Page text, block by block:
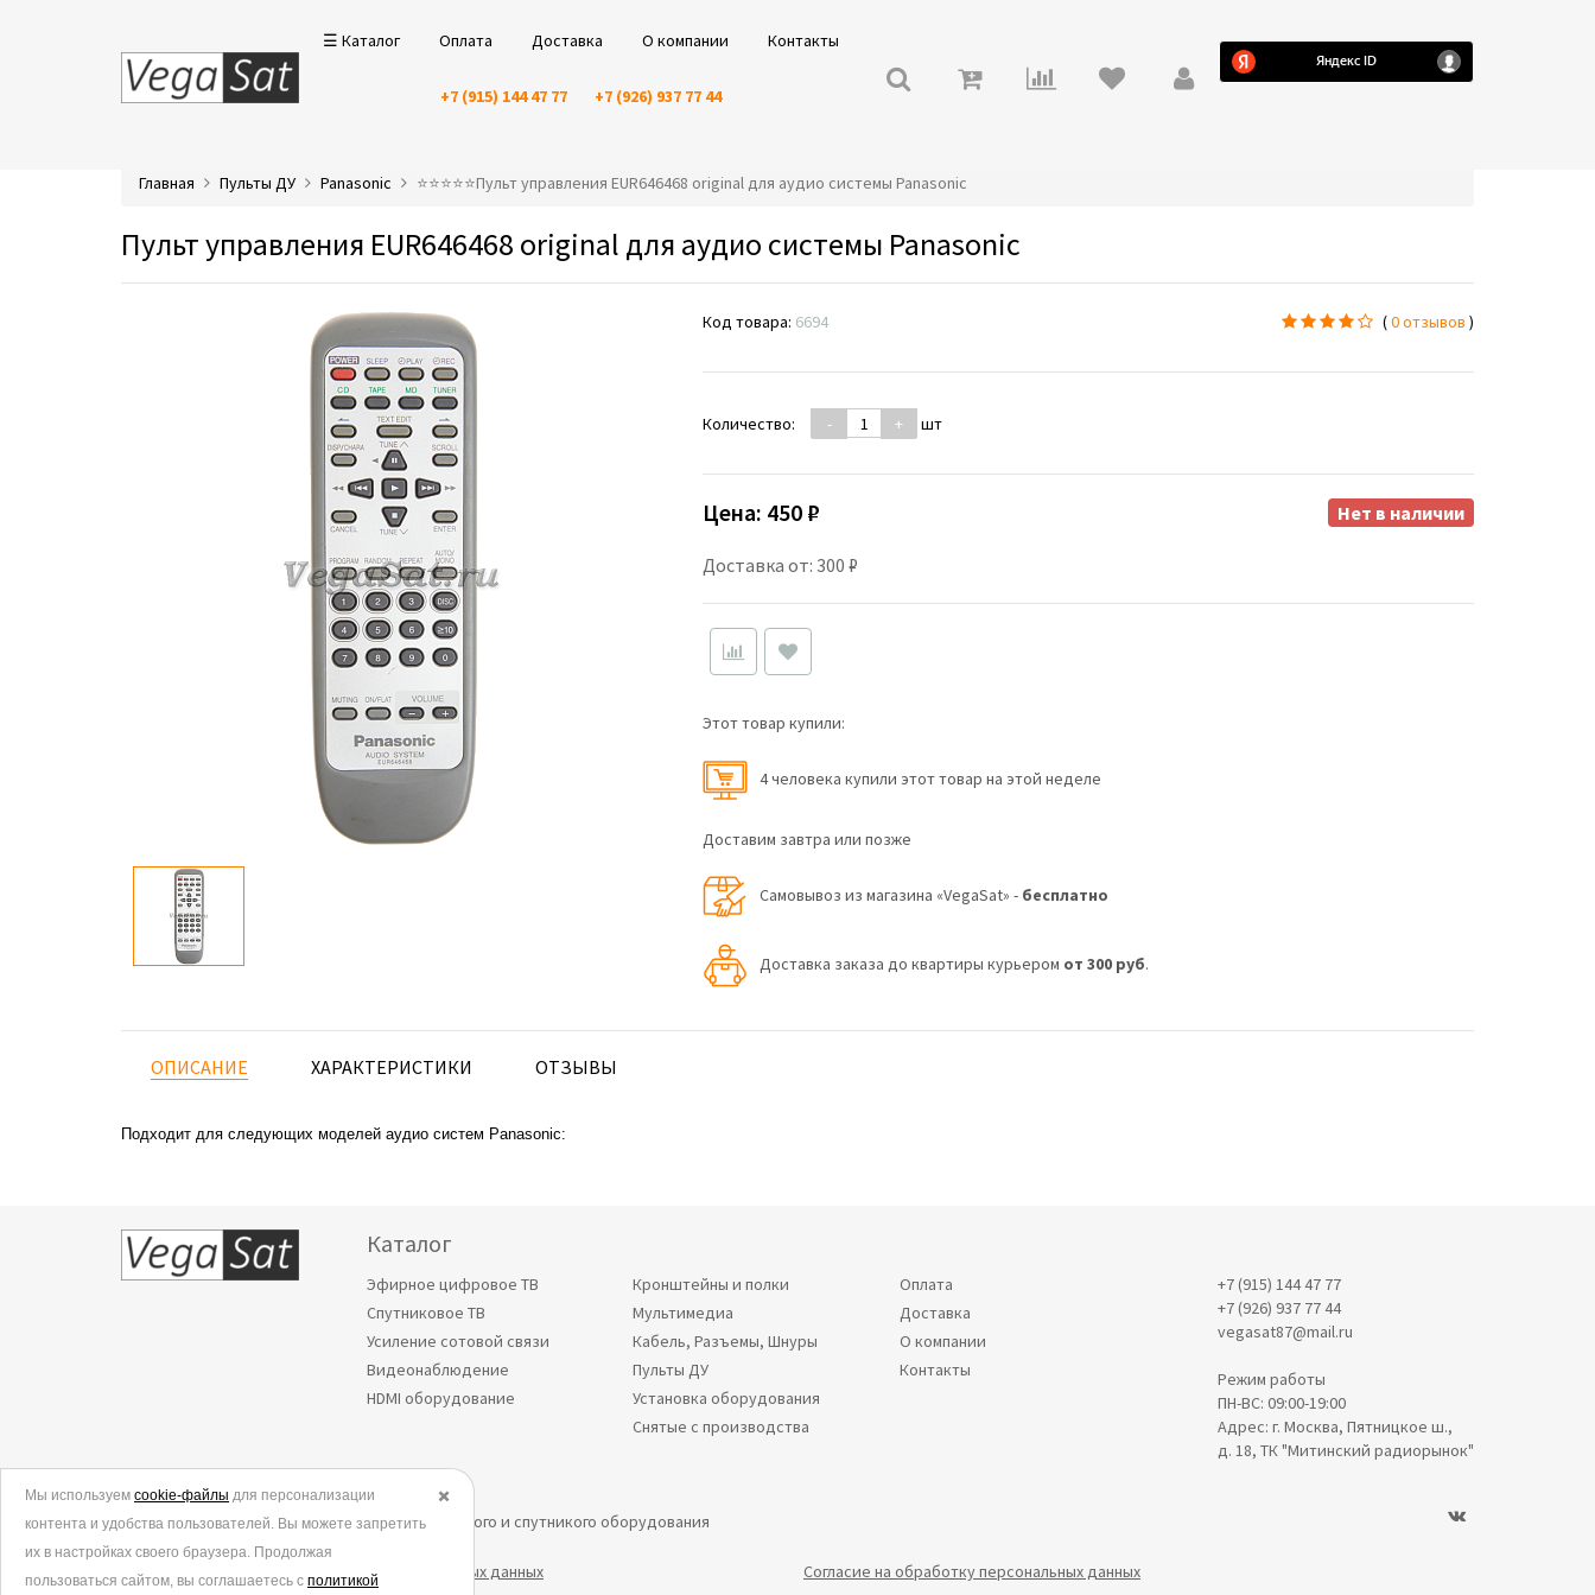
☰ Каталог Оплата Доставка О компании Контакты
+7 (915) 144 47 77 +7 (926) 937 77 44
Главная Пульты ДУ Panasonic ⭐️⭐️⭐️⭐️⭐️Пульт управления EUR646468 original для аудио системы Panasonic
Пульт управления EUR646468 original для аудио системы Panasonic
Код товара: 6694 (0 отзывов )
Количество: - + шт
Цена: 450 ₽
Доставка от: 300 ₽
Нет в наличии
Этот товар купили:
4 человекa купили этот товар на этой неделе
Доставим завтра или позже
Самовывоз из магазина «VegaSat» - бесплатно
Доставка заказа до квартиры курьером от 300 руб.
ОПИСАНИЕ ХАРАКТЕРИСТИКИ ОТЗЫВЫ
Подходит для следующих моделей аудио систем Panasonic:
Каталог
Эфирное цифровое ТВ
Спутниковое ТВ
Усиление сотовой связи
Видеонаблюдение
HDMI оборудование
Кронштейны и полки
Мультимедиа
Кабель, Разъемы, Шнуры
Пульты ДУ
Установка оборудования
Снятые с производства
Оплата
Доставка
О компании
Контакты
+7 (915) 144 47 77
+7 (926) 937 77 44
vegasat87@mail.ru
Режим работы
ПН-ВС: 09:00-19:00
Адрес: г. Москва, Пятницкое ш.,
д. 18, ТК "Митинский радиорынок"
© 2006-2026.
Все права защищены. Интернет-магазин эфирного и спутникого оборудования
Политика в отношении обработки персональных данных Согласие на обработку персональных данных
✖️
Мы используем cookie-файлы для персонализации
контента и удобства пользователей. Вы можете запретить
их в настройках своего браузера. Продолжая
пользоваться сайтом, вы соглашаетесь с политикой